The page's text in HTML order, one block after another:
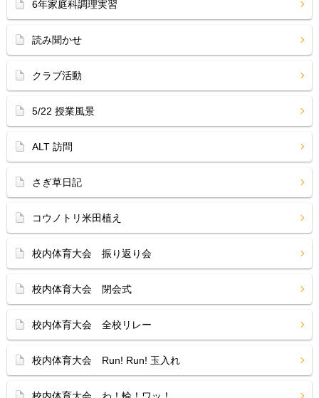
6年家庭科調理実習
読み聞かせ
クラブ活動
5/22 授業風景
ALT 訪問
さぎ草日記
コウノトリ米田植え
校内体育大会 振り返り会
校内体育大会 閉会式
校内体育大会 全校リレー
校内体育大会 Run! Run! 玉入れ